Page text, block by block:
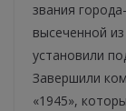
звания
высеченной
установили
Завершили
«1945»,